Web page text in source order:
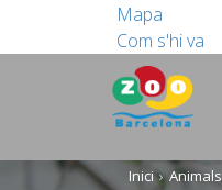
Mapa
Com s'hi va
Inici Animals